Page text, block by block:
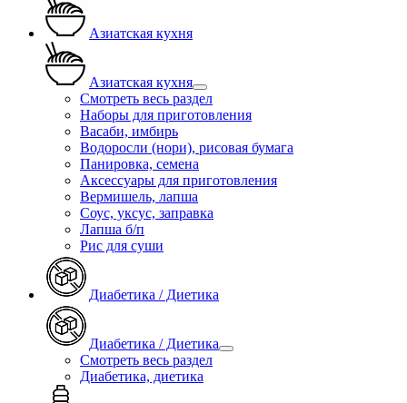
Азиатская кухня
Азиатская кухня
Смотреть весь раздел
Наборы для приготовления
Васаби, имбирь
Водоросли (нори), рисовая бумага
Панировка, семена
Аксессуары для приготовления
Вермишель, лапша
Соус, уксус, заправка
Лапша б/п
Рис для суши
Диабетика / Диетика
Диабетика / Диетика
Смотреть весь раздел
Диабетика, диетика